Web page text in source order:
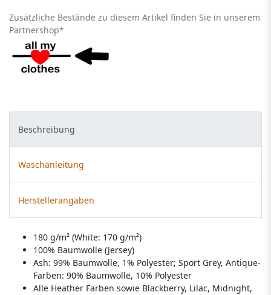
Zusätzliche Bestände zu diesem Artikel finden Sie in unserem
Partnershop*
Beschreibung
Waschanleitung
Herstellerangaben
180 g/m² (White: 170 g/m²)
100% Baumwolle (Jersey)
Ash: 99% Baumwolle, 1% Polyester; Sport Grey, Antique-
Farben: 90% Baumwolle, 10% Polyester
Alle Heather Farben sowie Blackberry, Lilac, Midnight,